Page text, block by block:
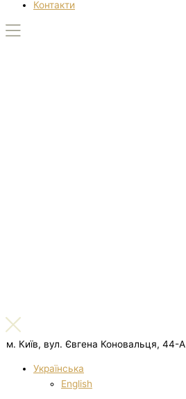
Контакти
м. Київ, вул. Євгена Коновальця, 44-А
Українська
English